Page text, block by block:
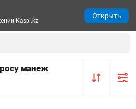
манеж
Kaspi.kz
Открыть